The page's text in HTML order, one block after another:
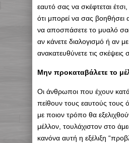
εαυτό σας να σκέφτεται έτσι,
ότι μπορεί να σας
να αποσπάσετε το μυαλό
αν κάνετε διαλογισμό ή αν
ανακατευθύνετε τις σκέψεις
Μην προκαταβάλετε το
Οι άνθρωποι που έχουν
πείθουν τους εαυτούς τους
με ποιον τρόπο θα
μέλλον, τουλάχιστον στο
κανόνα αυτή η εξέλιξη